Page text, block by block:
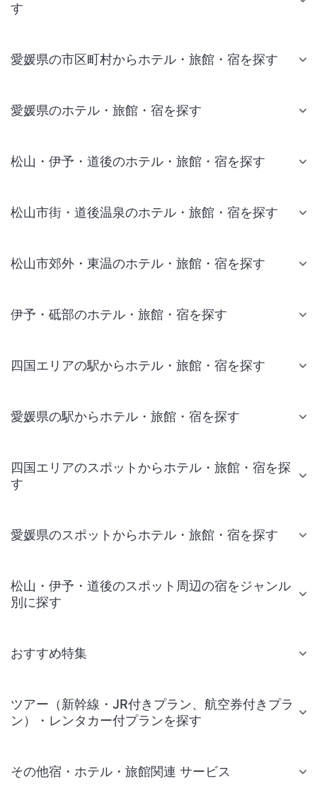
す
愛媛県の市区町村からホテル・旅館・宿を探す
愛媛県のホテル・旅館・宿を探す
松山・伊予・道後のホテル・旅館・宿を探す
松山市街・道後温泉のホテル・旅館・宿を探す
松山市郊外・東温のホテル・旅館・宿を探す
伊予・砥部のホテル・旅館・宿を探す
四国エリアの駅からホテル・旅館・宿を探す
愛媛県の駅からホテル・旅館・宿を探す
四国エリアのスポットからホテル・旅館・宿を探
す
愛媛県のスポットからホテル・旅館・宿を探す
松山・伊予・道後のスポット周辺の宿をジャンル
別に探す
おすすめ特集
ツアー（新幹線・JR付きプラン、航空券付きプラ
ン）・レンタカー付プランを探す
その他宿・ホテル・旅館関連 サービス